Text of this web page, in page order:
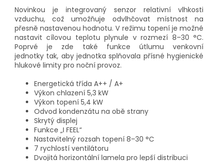
Novinkou je integrovaný senzor relativní vlhkosti
vzduchu, což umožňuje odvlhčovat místnost na
přesně nastavenou hodnotu. V režimu topení je možné
nastavit cílovou teplotu plynule v rozmezí 8–30 °C.
Poprvé je zde také funkce útlumu venkovní
jednotky tak, aby jednotka splňovala přísné hygienické
hlukové limity pro noční provoz.
Energetická třída A++ / A+
Výkon chlazení 5,3 kW
Výkon topení 5,4 kW
Odvod kondenzátu na obě strany
Skrytý displej
Funkce „I FEEL“
Nastavitelný rozsah topení 8–30 °C
7 rychlostí ventilátoru
Dvojitá horizontální lamela pro lepší distribuci